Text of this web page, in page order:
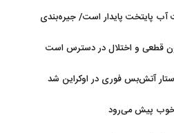
پایتخت پایدار است/ جیره‌بندی
قطعی و اختلال در دسترس است
آتش‌بس فوری در اوکراین شد
خوب پیش می‌رود